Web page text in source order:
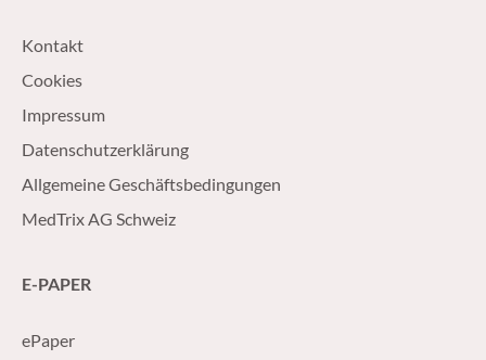
Kontakt
Cookies
Impressum
Datenschutzerklärung
Allgemeine Geschäftsbedingungen
MedTrix AG Schweiz
E-PAPER
ePaper